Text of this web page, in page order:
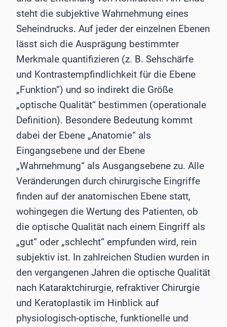
steht die subjektive Wahrnehmung eines
Seheindrucks. Auf jeder der einzelnen Ebenen
lässt sich die Ausprägung bestimmter
Merkmale quantifizieren (z. B. Sehschärfe
und Kontrastempfindlichkeit für die Ebene
„Funktion“) und so indirekt die Größe
„optische Qualität“ bestimmen (operationale
Definition). Besondere Bedeutung kommt
dabei der Ebene „Anatomie“ als
Eingangsebene und der Ebene
„Wahrnehmung“ als Ausgangsebene zu. Alle
Veränderungen durch chirurgische Eingriffe
finden auf der anatomischen Ebene statt,
wohingegen die Wertung des Patienten, ob
die optische Qualität nach einem Eingriff als
„gut“ oder „schlecht“ empfunden wird, rein
subjektiv ist. In zahlreichen Studien wurden in
den vergangenen Jahren die optische Qualität
nach Kataraktchirurgie, refraktiver Chirurgie
und Keratoplastik im Hinblick auf
physiologisch-optische, funktionelle und